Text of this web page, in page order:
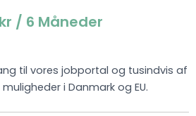
/ 6 Måneder
til vores jobportal og tusindvis af
i Danmark og EU.